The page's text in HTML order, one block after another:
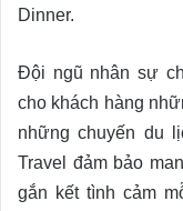
Dinner.
Đội ngũ nhân sự
cho khách hàng
những chuyến du
Travel đảm bảo
gắn kết tình cảm